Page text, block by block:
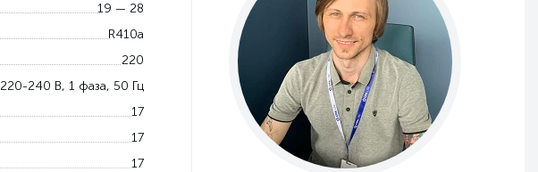
19 — 28
R410a
220
220-240 В, 1 фаза, 50 Гц
17
17
17